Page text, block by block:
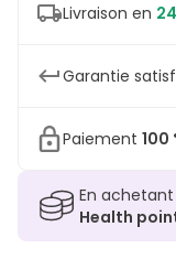
Livraison en
Garantie
Paiement 100
En
Health